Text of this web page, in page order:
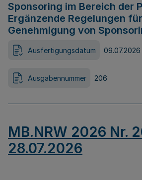
Sponsoring im Bereich der
Ergänzende Regelungen
Genehmigung von
Ausfertigungsdatum 09.07.2026
Ausgabennummer 206
MB.NRW 2026 Nr.
28.07.2026